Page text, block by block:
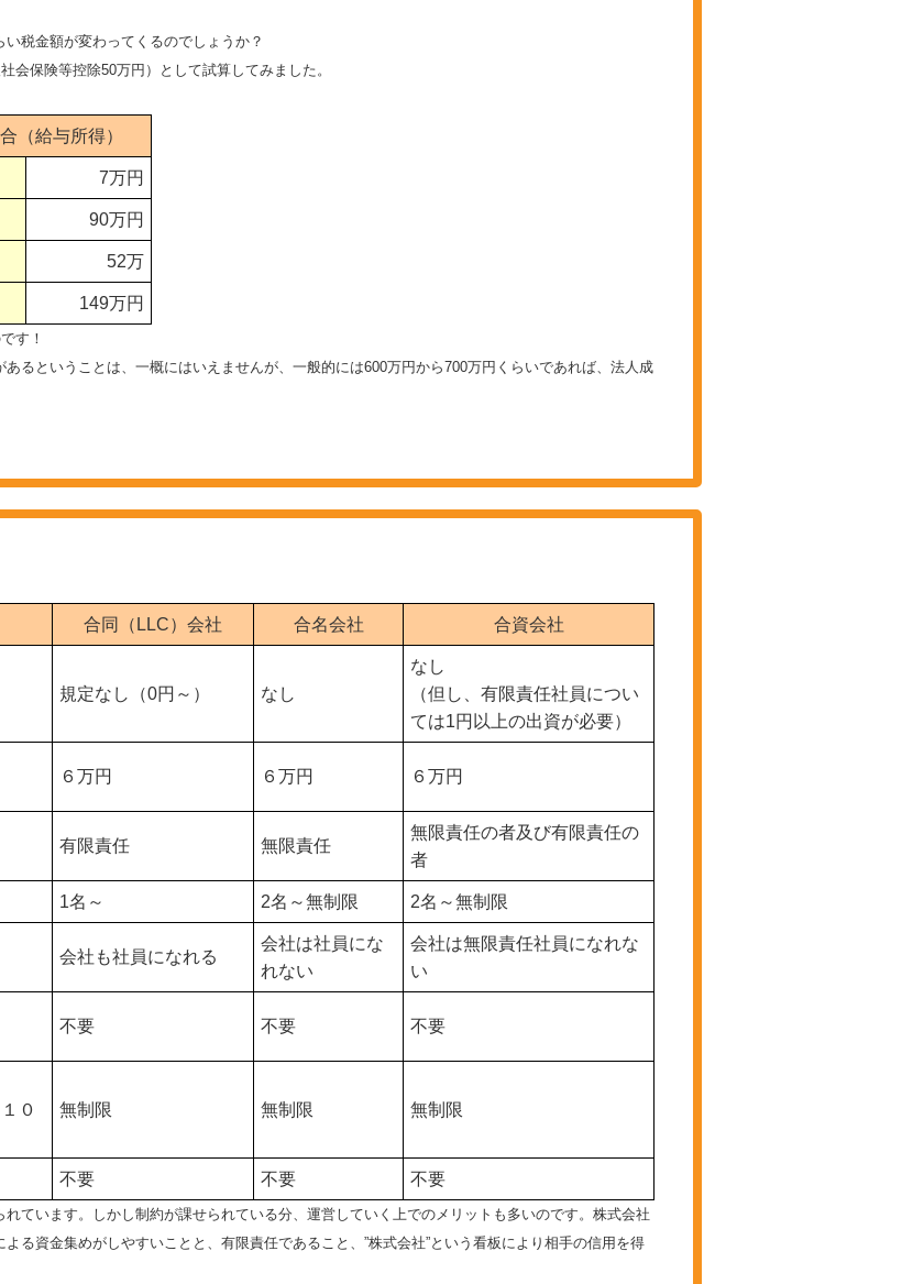
税金額が変わってくるのでしょうか？
会保険等控除50万円）として試算してみました。
（給与所得）
7万円
90万円
52万
149万円
す！
るということは、一概にはいえませんが、一般的には600万円から700万円くらいであれば、法人成
合同（LLC）会社 合名会社 合資会社
規定なし（0円～） なし
なし
（但し、有限責任社員につい
ては1円以上の出資が必要）
６万円 ６万円 ６万円
有限責任 無限責任
無限責任の者及び有限責任の
者
1名～ 2名～無制限 2名～無制限
会社も社員になれる
会社は社員にな
れない
会社は無限責任社員になれな
い
不要 不要 不要
０
無制限 無制限 無制限
不要 不要 不要
ています。しかし制約が課せられている分、運営していく上でのメリットも多いのです。株式会社
る資金集めがしやすいことと、有限責任であること、”株式会社”という看板により相手の信用を得